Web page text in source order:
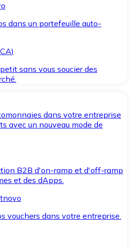
dans un portefeuille auto-
sans vous soucier des
dans votre entreprise
avec un nouveau mode de
B2B d'on-ramp et d'off-ramp
et des dApps.
vouchers dans votre entreprise.